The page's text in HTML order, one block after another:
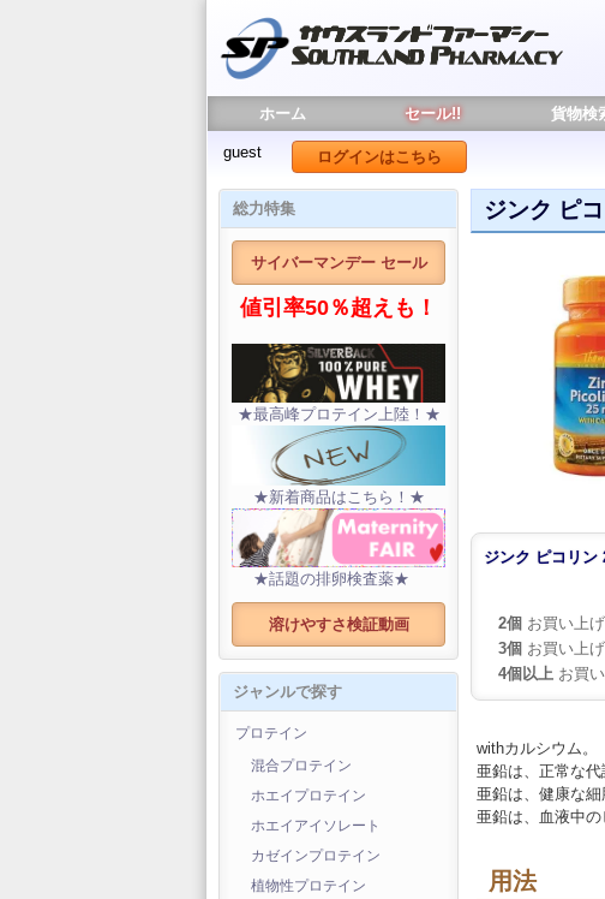
ホーム セール!! 貨物検
guest ログインはこちら
総力特集
サイバーマンデー セール
値引率50％超えも！
★最高峰プロテイン上陸！★
★新着商品はこちら！★
★話題の排卵検査薬★
溶けやすさ検証動画
ジャンルで探す
プロテイン
混合プロテイン
ホエイプロテイン
ホエイアイソレート
カゼインプロテイン
植物性プロテイン
ジンク ピ
ジンク ピコリン
2個 お買い上
3個 お買い上
4個以上 お買
withカルシウム。
亜鉛は、正常な
亜鉛は、健康な細
亜鉛は、血液中
用法